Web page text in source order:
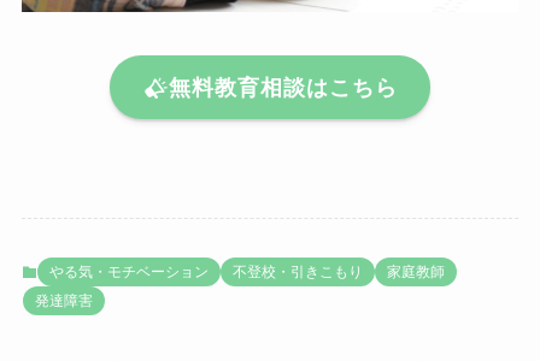
無料教育相談はこちら
やる気・モチベーション 不登校・引きこもり
家庭教師
発達障害